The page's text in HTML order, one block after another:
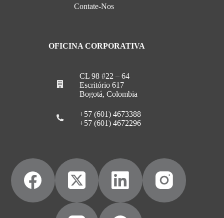
Contate-Nos
OFICINA CORPORATIVA
CL 98 #22 – 64
Escritório 617
Bogotá, Colombia
+57 (601) 4673388
+57 (601) 4672296